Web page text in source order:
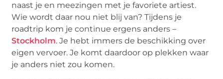
naast je en meezingen met je favoriete artiest.
Wie wordt daar nou niet blij van? Tijdens je
roadtrip kom je continue ergens anders –
Stockholm. Je hebt immers de beschikking over
eigen vervoer. Je komt daardoor op plekken waar
je anders niet zou komen.